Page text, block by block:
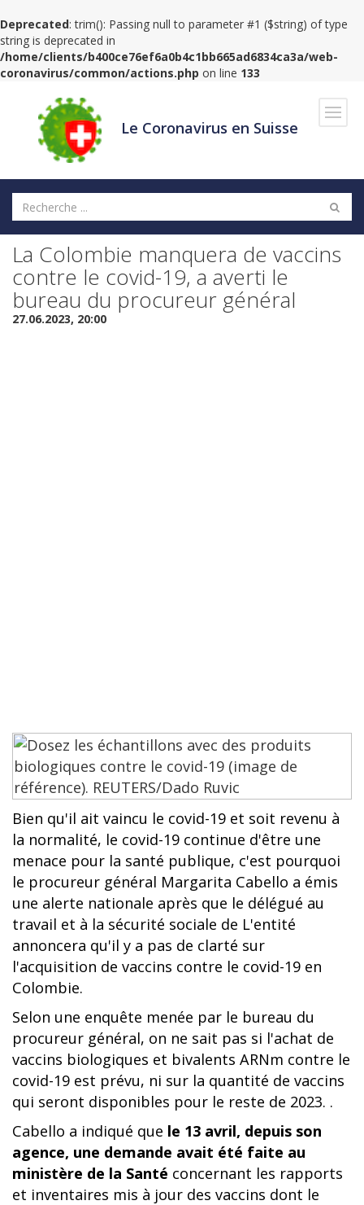
Deprecated: trim(): Passing null to parameter #1 ($string) of type
string is deprecated in
/home/clients/b400ce76ef6a0b4c1bb665ad6834ca3a/web-
coronavirus/common/actions.php on line 133
Le Coronavirus en Suisse
La Colombie manquera de vaccins
contre le covid-19, a averti le
bureau du procureur général
27.06.2023, 20:00
Bien qu'il ait vaincu le covid-19 et soit revenu à
la normalité, le covid-19 continue d'être une
menace pour la santé publique, c'est pourquoi
le procureur général Margarita Cabello a émis
une alerte nationale après que le délégué au
travail et à la sécurité sociale de L'entité
annoncera qu'il y a pas de clarté sur
l'acquisition de vaccins contre le covid-19 en
Colombie.
Selon une enquête menée par le bureau du
procureur général, on ne sait pas si l'achat de
vaccins biologiques et bivalents ARNm contre le
covid-19 est prévu, ni sur la quantité de vaccins
qui seront disponibles pour le reste de 2023. .
Cabello a indiqué que le 13 avril, depuis son
agence, une demande avait été faite au
ministère de la Santé concernant les rapports
et inventaires mis à jour des vaccins dont le